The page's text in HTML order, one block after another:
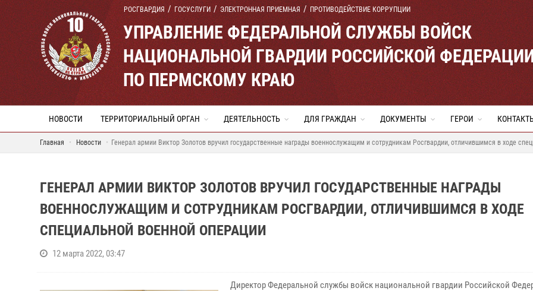
РОСГВАРДИЯ ГОСУСЛУГИ ЭЛЕКТРОННАЯ ПРИЕМНАЯ ПРОТИВОДЕЙСТВИЕ КОРРУПЦИИ
УПРАВЛЕНИЕ ФЕДЕРАЛЬНОЙ СЛУЖБЫ ВОЙСК
НАЦИОНАЛЬНОЙ ГВАРДИИ РОССИЙСКОЙ
ПО ПЕРМСКОМУ КРАЮ
НОВОСТИ ТЕРРИТОРИАЛЬНЫЙ ОРГАН ДЕЯТЕЛЬНОСТЬ ДЛЯ ГРАЖДАН ДОКУМЕНТЫ ГЕРОИ
Главная Новости Генерал армии Виктор Золотов вручил государственные награды военнослужащим и сотрудникам Росгвардии, отличившимся в ходе
ГЕНЕРАЛ АРМИИ ВИКТОР ЗОЛОТОВ ВРУЧИЛ ГОСУДАРСТВЕННЫЕ НАГРАДЫ
ВОЕННОСЛУЖАЩИМ И СОТРУДНИКАМ РОСГВАРДИИ, ОТЛИЧИВШИМСЯ В ХОДЕ
СПЕЦИАЛЬНОЙ ВОЕННОЙ ОПЕРАЦИИ
12 марта 2022, 03:47
Директор Федеральной службы войск национальной гвардии Российской